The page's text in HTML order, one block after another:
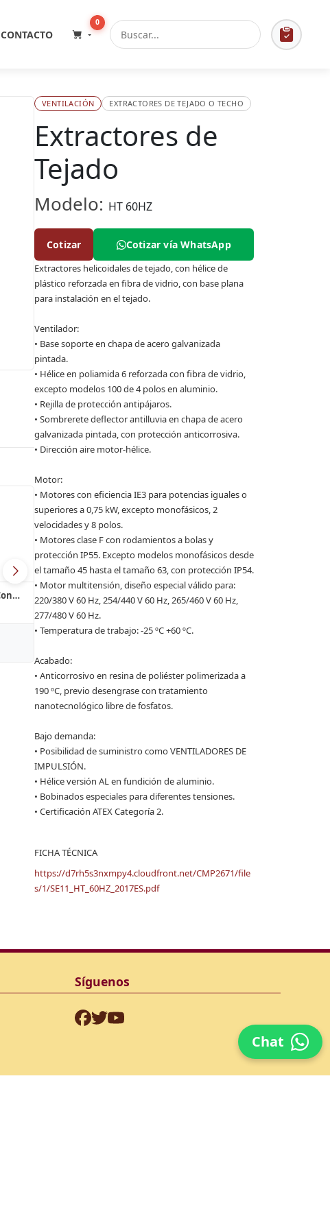
CONTACTO
0
Chat
Extractores en Línea para Conductos
VENTILACIÓN EXTRACTORES DE TEJADO O TECHO
Extractores de
Tejado
Modelo: HT 60HZ
Cotizar Cotizar vía WhatsApp
Extractores helicoidales de tejado, con hélice de
plástico reforzada en fibra de vidrio, con base plana
para instalación en el tejado.
Ventilador:
• Base soporte en chapa de acero galvanizada
pintada.
• Hélice en poliamida 6 reforzada con fibra de vidrio,
excepto modelos 100 de 4 polos en aluminio.
• Rejilla de protección antipájaros.
• Sombrerete deflector antilluvia en chapa de acero
galvanizada pintada, con protección anticorrosiva.
• Dirección aire motor-hélice.
Motor:
• Motores con eficiencia IE3 para potencias iguales o
superiores a 0,75 kW, excepto monofásicos, 2
velocidades y 8 polos.
• Motores clase F con rodamientos a bolas y
protección IP55. Excepto modelos monofásicos desde
el tamaño 45 hasta el tamaño 63, con protección IP54.
• Motor multitensión, diseño especial válido para:
220/380 V 60 Hz, 254/440 V 60 Hz, 265/460 V 60 Hz,
277/480 V 60 Hz.
• Temperatura de trabajo: -25 ºC +60 ºC.
Acabado:
• Anticorrosivo en resina de poliéster polimerizada a
190 ºC, previo desengrase con tratamiento
nanotecnológico libre de fosfatos.
Bajo demanda:
• Posibilidad de suministro como VENTILADORES DE
IMPULSIÓN.
• Hélice versión AL en fundición de aluminio.
• Bobinados especiales para diferentes tensiones.
• Certificación ATEX Categoría 2.
FICHA TÉCNICA
https://d7rh5s3nxmpy4.cloudfront.net/CMP2671/file
s/1/SE11_HT_60HZ_2017ES.pdf
Síguenos